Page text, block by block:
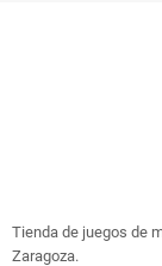
Tienda de juegos de
Zaragoza.